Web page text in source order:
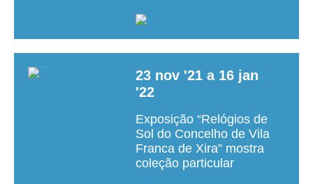
23 nov '21 a 16 jan
'22
Exposição “Relógios de
Sol do Concelho de Vila
Franca de Xira” mostra
coleção particular